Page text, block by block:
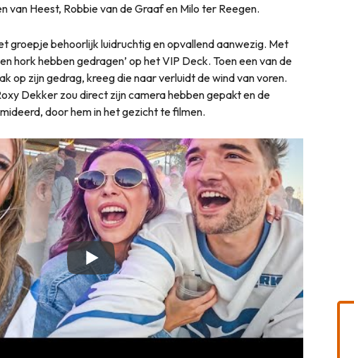
van Heest, Robbie van de Graaf en Milo ter Reegen.
groepje behoorlijk luidruchtig en opvallend aanwezig. Met
hork hebben gedragen’ op het VIP Deck. Toen een van de
op zijn gedrag, kreeg die naar verluidt de wind van voren.
Dekker zou direct zijn camera hebben gepakt en de
door hem in het gezicht te filmen.